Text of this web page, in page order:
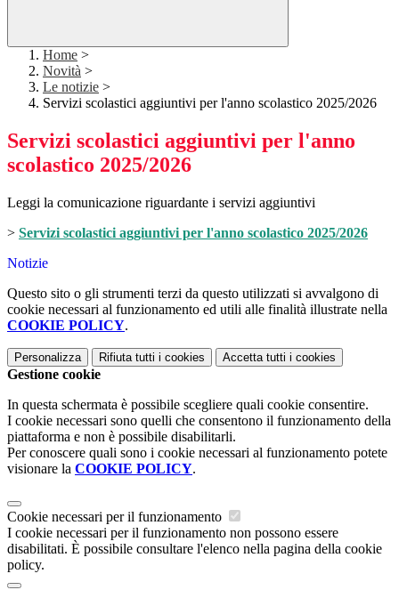
Home >
Novità >
Le notizie >
Servizi scolastici aggiuntivi per l'anno scolastico 2025/2026
Servizi scolastici aggiuntivi per l'anno
scolastico 2025/2026
Leggi la comunicazione riguardante i servizi aggiuntivi
> Servizi scolastici aggiuntivi per l'anno scolastico 2025/2026
Notizie
Questo sito o gli strumenti terzi da questo utilizzati si avvalgono di
cookie necessari al funzionamento ed utili alle finalità illustrate nella
COOKIE POLICY.
Personalizza Rifiuta tutti i cookies Accetta tutti i cookies
Gestione cookie
In questa schermata è possibile scegliere quali cookie consentire.
I cookie necessari sono quelli che consentono il funzionamento della
piattaforma e non è possibile disabilitarli.
Per conoscere quali sono i cookie necessari al funzionamento potete
visionare la COOKIE POLICY.
Cookie necessari per il funzionamento
I cookie necessari per il funzionamento non possono essere
disabilitati. È possibile consultare l'elenco nella pagina della cookie
policy.